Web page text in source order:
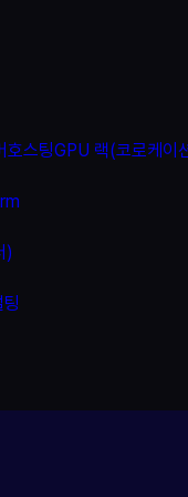
호스팅GPU 랙(코로케이
)